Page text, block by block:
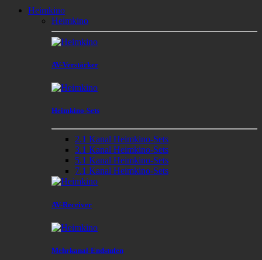
Heimkino
Heimkino
AV-Verstärker
Heimkino-Sets
2.1 Kanal Heimkino-Sets
3.1 Kanal Heimkino-Sets
5.1 Kanal Heimkino-Sets
7.1 Kanal Heimkino-Sets
AV-Receiver
Mehrkanal-Endstufen